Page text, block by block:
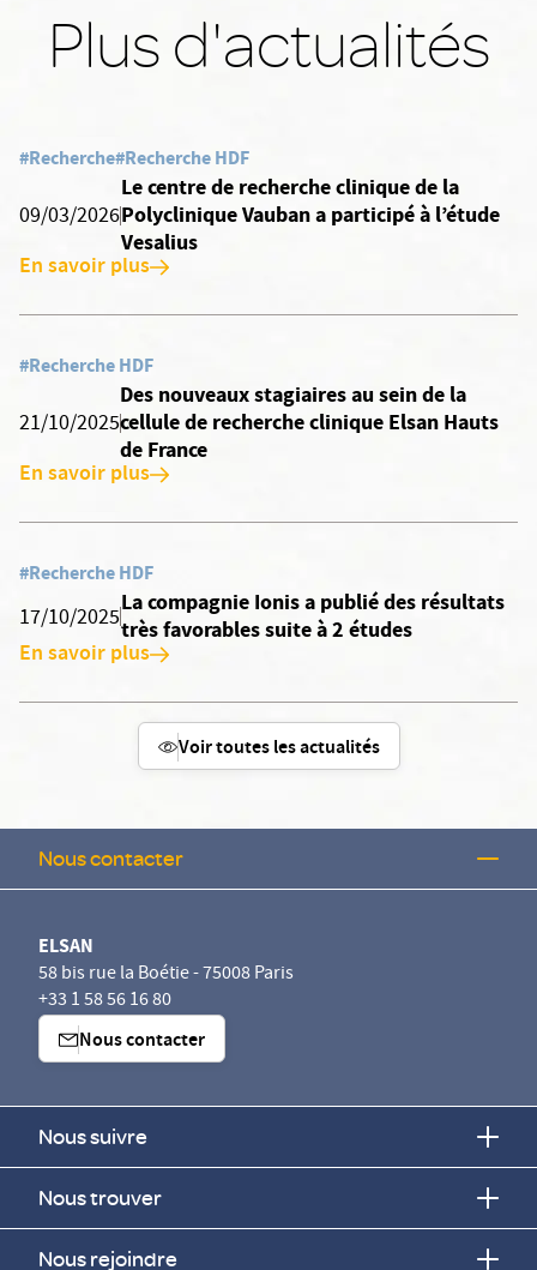
Plus d'actualités
#Recherche#Recherche HDF
09/03/2026
Le centre de recherche clinique de la
Polyclinique Vauban a participé à l’étude
Vesalius
En savoir plus
#Recherche HDF
21/10/2025
Des nouveaux stagiaires au sein de la
cellule de recherche clinique Elsan Hauts
de France
En savoir plus
#Recherche HDF
17/10/2025
La compagnie Ionis a publié des résultats
très favorables suite à 2 études
En savoir plus
Voir toutes les actualités
Nous contacter
ELSAN
58 bis rue la Boétie - 75008 Paris
+33 1 58 56 16 80
Nous contacter
Nous suivre
Nous trouver
Nous rejoindre